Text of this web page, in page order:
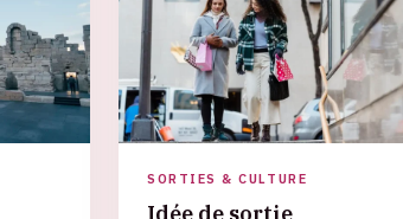
SORTIES & CULTURE
Idée de sortie